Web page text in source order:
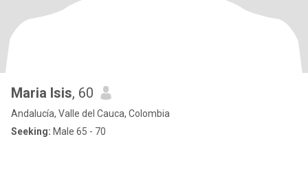
Maria Isis, 60
Andalucía, Valle del Cauca, Colombia
Seeking: Male 65 - 70